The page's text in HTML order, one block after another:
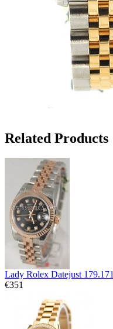
Related Products
Lady Rolex Datejust 179.171
€351